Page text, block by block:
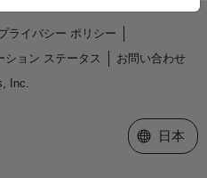
ライバシー ポリシー
ション ステータス
お問い合わせ
Inc.
Web サイ
日本